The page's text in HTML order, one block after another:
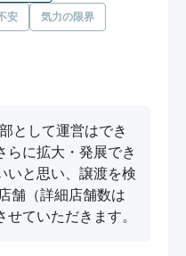
安 気力の限界
として運営はでき
らに拡大・発展でき
いと思い、譲渡を検
舗（詳細店舗数は
ていただきます。